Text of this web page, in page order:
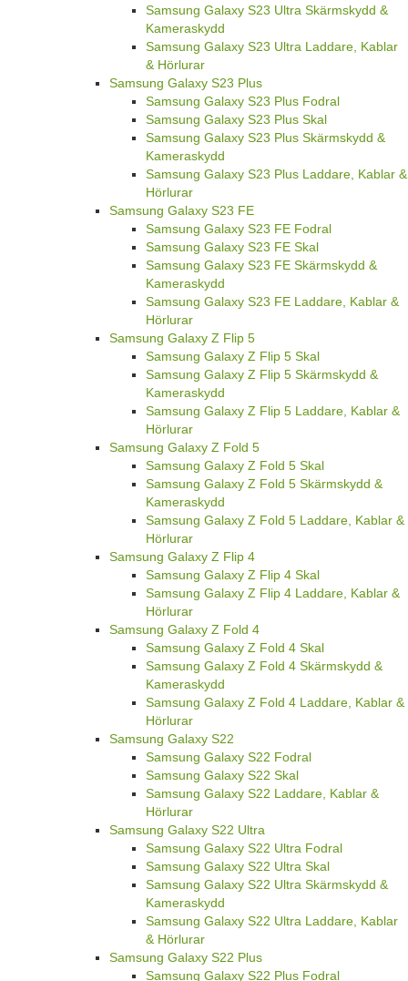
Samsung Galaxy S23 Ultra Skärmskydd &
Kameraskydd
Samsung Galaxy S23 Ultra Laddare, Kablar
& Hörlurar
Samsung Galaxy S23 Plus
Samsung Galaxy S23 Plus Fodral
Samsung Galaxy S23 Plus Skal
Samsung Galaxy S23 Plus Skärmskydd &
Kameraskydd
Samsung Galaxy S23 Plus Laddare, Kablar &
Hörlurar
Samsung Galaxy S23 FE
Samsung Galaxy S23 FE Fodral
Samsung Galaxy S23 FE Skal
Samsung Galaxy S23 FE Skärmskydd &
Kameraskydd
Samsung Galaxy S23 FE Laddare, Kablar &
Hörlurar
Samsung Galaxy Z Flip 5
Samsung Galaxy Z Flip 5 Skal
Samsung Galaxy Z Flip 5 Skärmskydd &
Kameraskydd
Samsung Galaxy Z Flip 5 Laddare, Kablar &
Hörlurar
Samsung Galaxy Z Fold 5
Samsung Galaxy Z Fold 5 Skal
Samsung Galaxy Z Fold 5 Skärmskydd &
Kameraskydd
Samsung Galaxy Z Fold 5 Laddare, Kablar &
Hörlurar
Samsung Galaxy Z Flip 4
Samsung Galaxy Z Flip 4 Skal
Samsung Galaxy Z Flip 4 Laddare, Kablar &
Hörlurar
Samsung Galaxy Z Fold 4
Samsung Galaxy Z Fold 4 Skal
Samsung Galaxy Z Fold 4 Skärmskydd &
Kameraskydd
Samsung Galaxy Z Fold 4 Laddare, Kablar &
Hörlurar
Samsung Galaxy S22
Samsung Galaxy S22 Fodral
Samsung Galaxy S22 Skal
Samsung Galaxy S22 Laddare, Kablar &
Hörlurar
Samsung Galaxy S22 Ultra
Samsung Galaxy S22 Ultra Fodral
Samsung Galaxy S22 Ultra Skal
Samsung Galaxy S22 Ultra Skärmskydd &
Kameraskydd
Samsung Galaxy S22 Ultra Laddare, Kablar
& Hörlurar
Samsung Galaxy S22 Plus
Samsung Galaxy S22 Plus Fodral